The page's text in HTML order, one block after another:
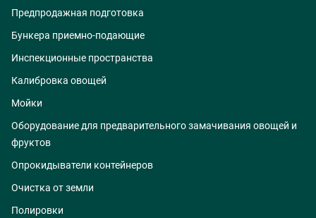
Предпродажная подготовка
Бункера приемно-подающие
Инспекционные пространства
Калибровка овощей
Мойки
Оборудование для предварительного замачивания овощей и
фруктов
Опрокидыватели контейнеров
Очистка от земли
Полировки